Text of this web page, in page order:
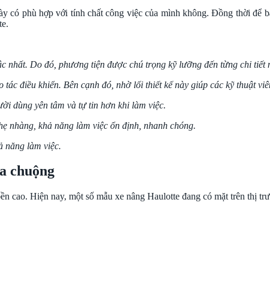
có phù hợp với tính chất công việc của mình không. Đồng thời để
nhất. Do đó, phương tiện được chú trọng kỹ lưỡng đến từng chi
điều khiển. Bên cạnh đó, nhờ lối thiết kế này giúp các kỹ thuật
dùng yên tâm và tự tin hơn khi làm việc.
nhàng, khả năng làm việc ổn định, nhanh chóng.
năng làm việc.
chuộng
cao. Hiện nay, một số mẫu xe nâng Haulotte đang có mặt trên thị